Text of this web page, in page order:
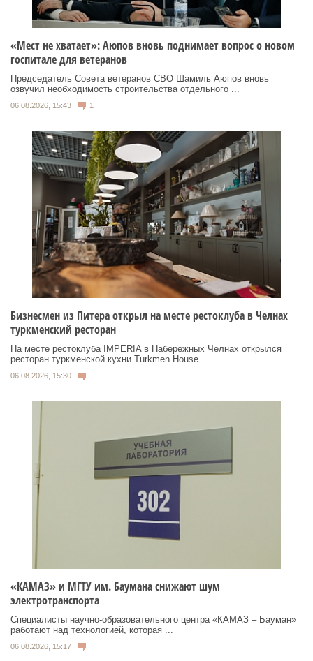
«Мест не хватает»: Аюпов вновь поднимает вопрос о новом
госпитале для ветеранов
Председатель Совета ветеранов СВО Шамиль Аюпов вновь
озвучил необходимость строительства отдельного ...
06.08.2026, 15:43 1
Бизнесмен из Питера открыл на месте рестоклуба в Челнах
туркменский ресторан
На месте рестоклуба IMPERIA в Набережных Челнах открылся
ресторан туркменской кухни Turkmen House. ...
06.08.2026, 15:30
«КАМАЗ» и МГТУ им. Баумана снижают шум
электротранспорта
Специалисты научно-образовательного центра «КАМАЗ – Бауман»
работают над технологией, которая ...
06.08.2026, 15:17